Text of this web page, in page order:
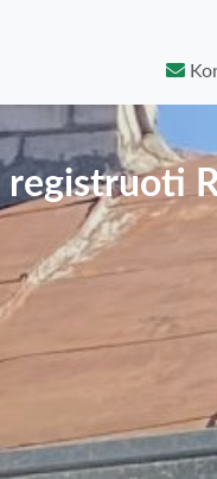
registruoti